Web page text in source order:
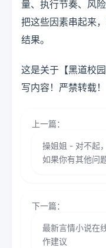
量、执行节奏、风
把这些因素串起来
结果。
这是关于【黑道校
写内容！严禁转载！
上一篇：
操姐姐 - 对不起
如果你有其他问
下一篇：
最新言情小说在
作建议